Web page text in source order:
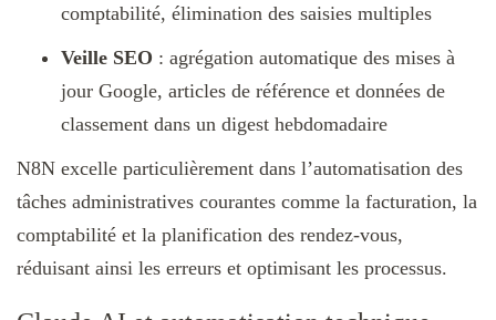
comptabilité, élimination des saisies multiples
Veille SEO : agrégation automatique des mises à
jour Google, articles de référence et données de
classement dans un digest hebdomadaire
N8N excelle particulièrement dans l’automatisation des
tâches administratives courantes comme la facturation, la
comptabilité et la planification des rendez-vous,
réduisant ainsi les erreurs et optimisant les processus.​